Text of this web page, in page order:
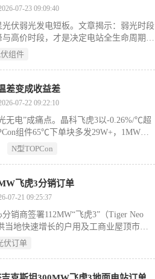
07-23 09:09:40
伏弱光发电短板。文章揭示：弱光时段
高价时段，才是决定电站全生命周期收
通过优化长波光吸收与降低漏电，实证
组件
差变成收益差
07-22 09:22:10
无电”成痛点。晶科飞虎3以-0.26%/℃超
组件65℃下单块多发29W+，1MW电
双面率、弱光高效率及新国标一级能效
N型TOPCon
飞虎3分销订单
07-21 09:25:37
销商签署112MW“飞虎3”（Tiger Neo
当地快速增长的户用及工商业屋顶市
率全球领先、电价峰谷差大、屋顶空间
面积下提升装机容量，降低BOS成本；
伏订单